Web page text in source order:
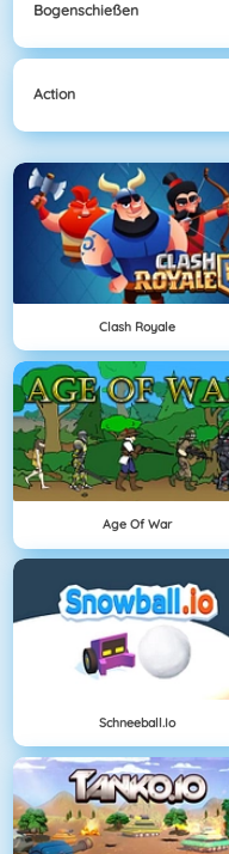
Bogenschießen
Action
Clash Royale
Age Of War
Schneeball.io